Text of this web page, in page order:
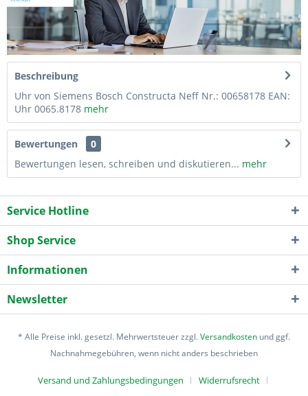
Beschreibung
Uhr von Siemens Bosch Constructa Neff Nr.: 00658178 EAN:
Uhr 0065.8178 mehr
Bewertungen
0
Bewertungen lesen, schreiben und diskutieren... mehr
Service Hotline
Shop Service
Informationen
Newsletter
* Alle Preise inkl. gesetzl. Mehrwertsteuer zzgl.Versandkosten und ggf.
Nachnahmegebühren, wenn nicht anders beschrieben
Versand und Zahlungsbedingungen Widerrufsrecht